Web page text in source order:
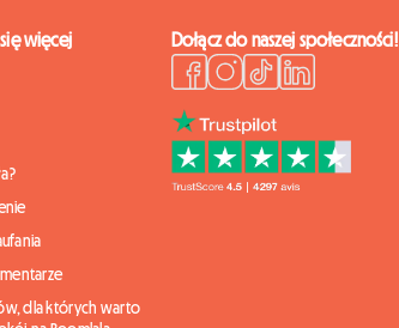
więcej
dla których warto
Dołącz do naszej społeczności!